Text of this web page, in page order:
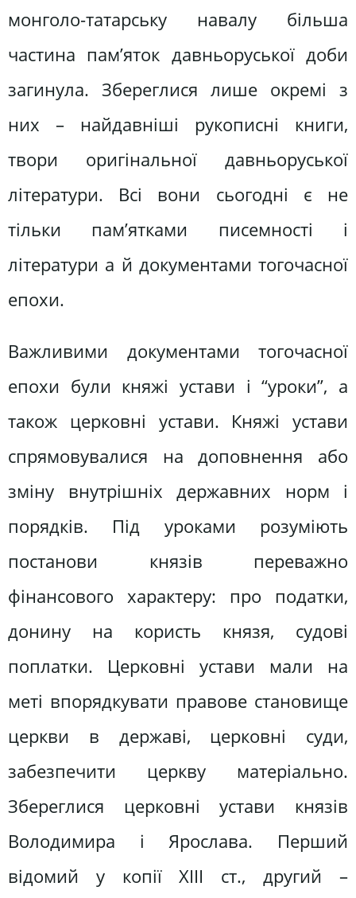
монголо-татарську навалу більша
частина пам’яток давньоруської доби
загинула. Збереглися лише окремі з
них – найдавніші рукописні книги,
твори оригінальної давньоруської
літератури. Всі вони сьогодні є не
тільки пам’ятками писемності і
літератури а й документами тогочасної
епохи.
Важливими документами тогочасної
епохи були княжі устави і “уроки”, а
також церковні устави. Княжі устави
спрямовувалися на доповнення або
зміну внутрішніх державних норм і
порядків. Під уроками розуміють
постанови князів переважно
фінансового характеру: про податки,
донину на користь князя, судові
поплатки. Церковні устави мали на
меті впорядкувати правове становище
церкви в державі, церковні суди,
забезпечити церкву матеріально.
Збереглися церковні устави князів
Володимира і Ярослава. Перший
відомий у копії ХІІІ ст., другий –